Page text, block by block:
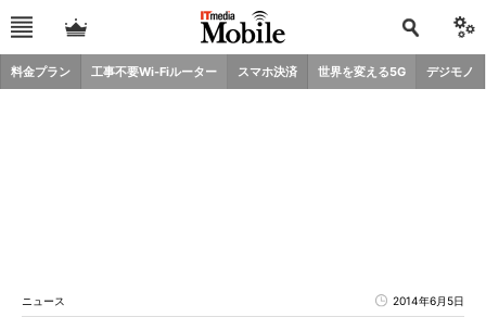
料金プラン 工事不要Wi-Fiルーター スマホ決済 世界を変える5G デジモノ
ニュース 2014年6月5日